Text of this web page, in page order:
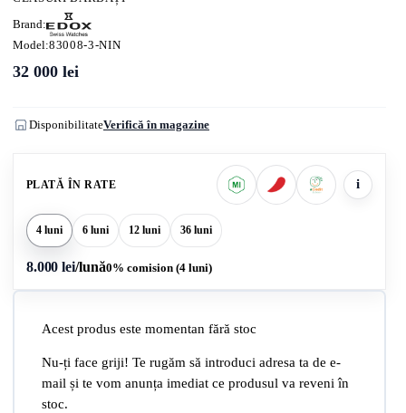
Brand:
Model:83008-3-NIN
32 000 lei
DisponibilitateVerifică în magazine
PLATĂ ÎN RATE i
4 luni 6 luni 12 luni 36 luni
8.000 lei/lună0% comision (4 luni)
Acest produs este momentan fără stoc
Nu-ți face griji! Te rugăm să introduci adresa ta de e-
mail și te vom anunța imediat ce produsul va reveni în
stoc.